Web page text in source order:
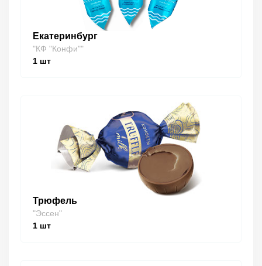
Екатеринбург
"КФ "Конфи""
1 шт
Трюфель
"Эссен"
1 шт